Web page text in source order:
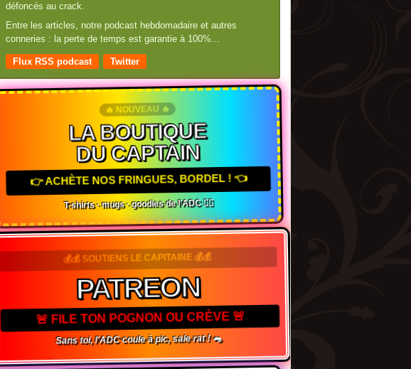
défoncés au crack.
Entre les articles, notre podcast hebdomadaire et autres
conneries : la perte de temps est garantie à 100%…
Flux RSS podcast Twitter
🔥 NOUVEAU 🔥
LA BOUTIQUE
DU CAPTAIN
👉 ACHÈTE NOS FRINGUES, BORDEL ! 👈
T-shirts · mugs · goodies de l'ADC 🏴‍☠️
💰💰 SOUTIENS LE CAPITAINE 💰💰
PATREON
🚨 FILE TON POGNON OU CRÈVE 🚨
Sans toi, l'ADC coule à pic, sale rat ! 🐀